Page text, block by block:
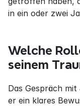
in ein oder zwei
Welche
seinem
Das Gespräch
er ein klares